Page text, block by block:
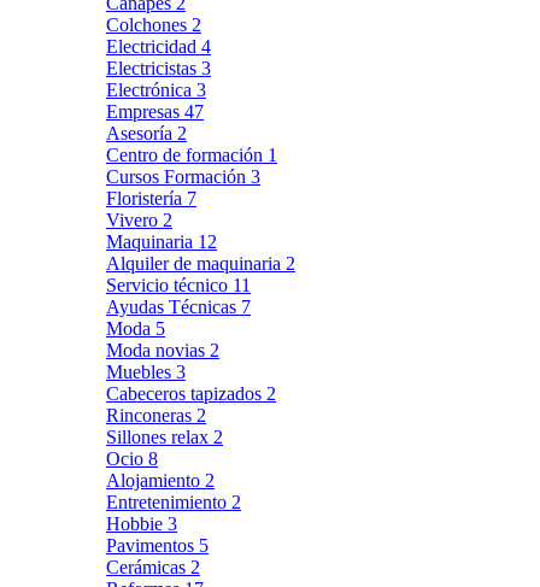
Colchones 2
Electricidad 4
Electricistas 3
Electrónica 3
Empresas 47
Asesoría 2
Centro de formación 1
Cursos Formación 3
Floristería 7
Vivero 2
Maquinaria 12
Alquiler de maquinaria 2
Servicio técnico 11
Ayudas Técnicas 7
Moda 5
Moda novias 2
Muebles 3
Cabeceros tapizados 2
Rinconeras 2
Sillones relax 2
Ocio 8
Alojamiento 2
Entretenimiento 2
Hobbie 3
Pavimentos 5
Cerámicas 2